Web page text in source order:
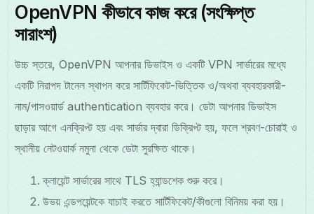
OpenVPN কীভাবে কাজ করে (সংক্ষিপ্ত
সারাংশ)
উচ্চ স্তরে, OpenVPN আপনার ডিভাইস ও একটি VPN সার্ভারের মধ্যে
একটি নিরাপদ টানেল স্থাপন করে সার্টিফিকেট-ভিত্তিক ও/অথবা ব্যবহারকারী-
নাম/পাসওয়ার্ড authentication ব্যবহার করে। ডেটা আপনার ডিভাইস
ছাড়ার আগে এনক্রিপ্ট হয় এবং সার্ভার দ্বারা ডিক্রিপ্ট হয়, ফলে শ্রবণ-চোরাই ও
স্থানীয় নেটওয়ার্ক নমুনা থেকে ডেটা সুরক্ষিত থাকে।
ক্লায়েন্ট সার্ভারের সাথে TLS হ্যান্ডশেক শুরু করে।
উভয় এন্ডপয়েন্টকে যাচাই করতে সার্টিফিকেট/কীগুলো বিনিময় করা হয়।